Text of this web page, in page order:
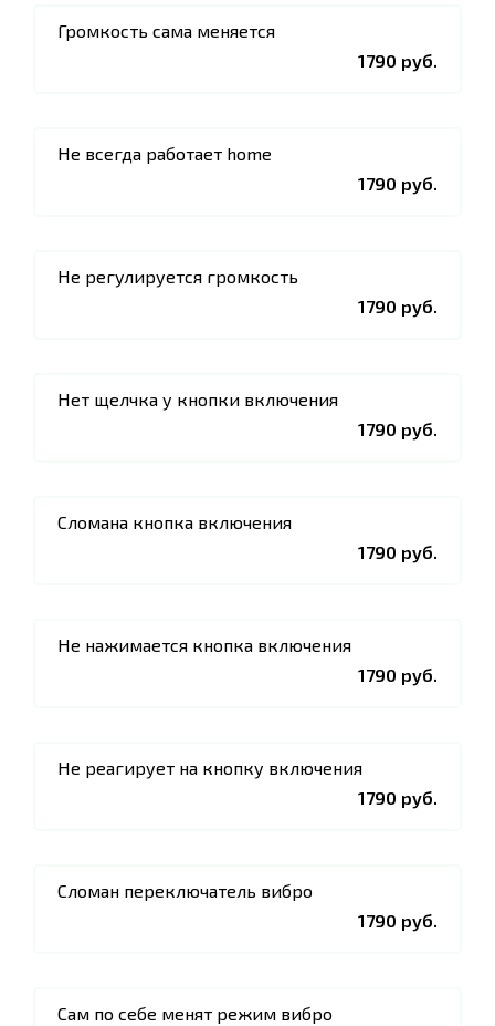
Громкость сама меняется
1790 руб.
Не всегда работает home
1790 руб.
Не регулируется громкость
1790 руб.
Нет щелчка у кнопки включения
1790 руб.
Сломана кнопка включения
1790 руб.
Не нажимается кнопка включения
1790 руб.
Не реагирует на кнопку включения
1790 руб.
Сломан переключатель вибро
1790 руб.
Сам по себе менят режим вибро